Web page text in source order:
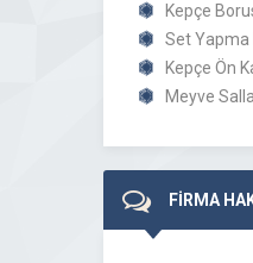
Kepçe
Set Yapma
Kepçe Ön
Meyve
FİRMA